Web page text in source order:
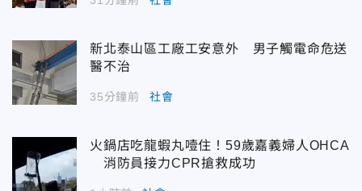
新北泰山區工廠工安意外 男子觸電命危送
醫不治
35分鐘前 社會
火鍋店吃龍蝦丸噎住！59歲嘉義婦人OHCA
消防員接力CPR搶救成功